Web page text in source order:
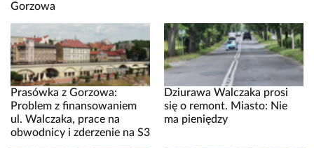
Gorzowa
Prasówka z Gorzowa:
Problem z finansowaniem
ul. Walczaka, prace na
obwodnicy i zderzenie na S3
Dziurawa Walczaka prosi
się o remont. Miasto: Nie
ma pieniędzy